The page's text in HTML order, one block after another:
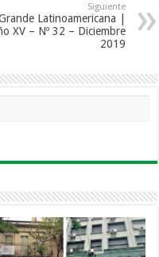
Siguiente
Latinoamericana |
XV – Nº 32 – Diciembre
2019